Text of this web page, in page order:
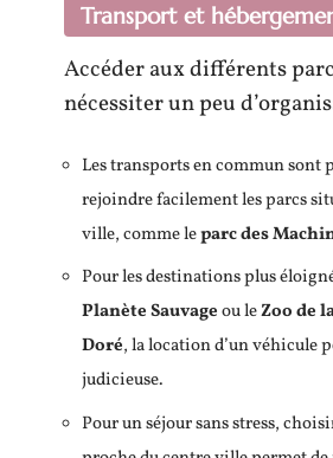
Transport et
Accéder aux différents
nécessiter un peu
Les transports en commun sont
rejoindre facilement les parcs
ville, comme leparc des
Pour les destinations plus
Planète Sauvageou leZoo de
Doré, la location d’un véhicule
judicieuse.
Pour un séjour sans stress,